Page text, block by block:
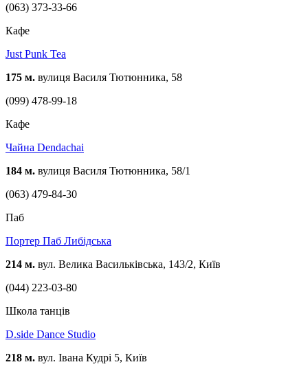
(063) 373-33-66
Кафе
Just Punk Tea
175 м. вулиця Василя Тютюнника, 58
(099) 478-99-18
Кафе
Чайна Dendachai
184 м. вулиця Василя Тютюнника, 58/1
(063) 479-84-30
Паб
Портер Паб Либідська
214 м. вул. Велика Васильківська, 143/2, Київ
(044) 223-03-80
Школа танців
D.side Dance Studio
218 м. вул. Івана Кудрі 5, Київ